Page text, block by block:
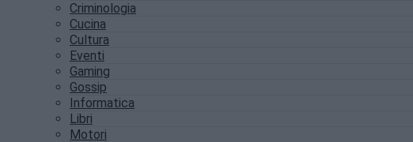
Criminologia
Cucina
Cultura
Eventi
Gaming
Gossip
Informatica
Libri
Motori